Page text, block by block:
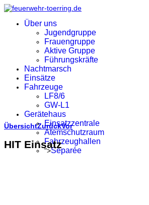
Über uns
Jugendgruppe
Frauengruppe
Aktive Gruppe
Führungskräfte
Nachtmarsch
Einsätze
Fahrzeuge
LF8/6
GW-L1
Gerätehaus
Einsatzzentrale
Atemschutzraum
Fahrzeughallen
">Separée
ÜbersichtZurückVor
HIT Einsatz